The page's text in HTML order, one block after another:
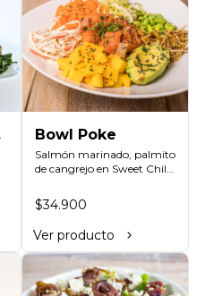
Bowl Poke
Salmón marinado, palmito
de cangrejo en Sweet Chilli
aguacate, puerros
crocantes, zuchinni,
arroz integral humedecido
con vinagre de sushi.
Vinagreta asiática a base
de Hoisin.
$34.900
Ver producto